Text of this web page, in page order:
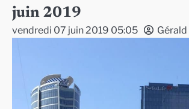
juin 2019
vendredi 07 juin 2019 05:05